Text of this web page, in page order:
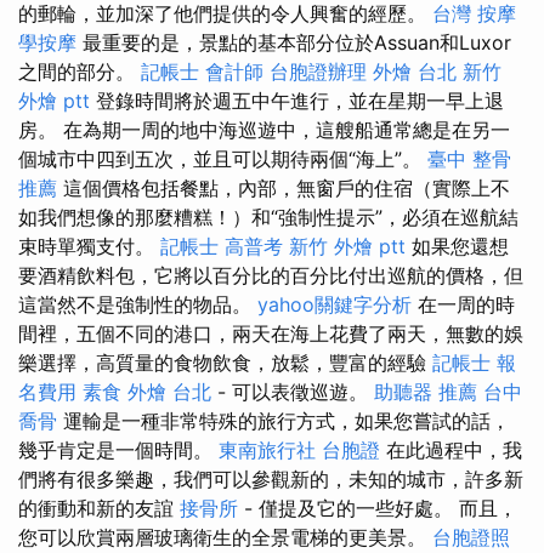
的郵輪，並加深了他們提供的令人興奮的經歷。 台灣 按摩
學按摩 最重要的是，景點的基本部分位於Assuan和Luxor
之間的部分。 記帳士 會計師 台胞證辦理 外燴 台北 新竹
外燴 ptt 登錄時間將於週五中午進行，並在星期一早上退
房。 在為期一周的地中海巡遊中，這艘船通常總是在另一
個城市中四到五次，並且可以期待兩個“海上”。 臺中 整骨
推薦 這個價格包括餐點，內部，無窗戶的住宿（實際上不
如我們想像的那麼糟糕！）和“強制性提示”，必須在巡航結
束時單獨支付。 記帳士 高普考 新竹 外燴 ptt 如果您還想
要酒精飲料包，它將以百分比的百分比付出巡航的價格，但
這當然不是強制性的物品。 yahoo關鍵字分析 在一周的時
間裡，五個不同的港口，兩天在海上花費了兩天，無數的娛
樂選擇，高質量的食物飲食，放鬆，豐富的經驗 記帳士 報
名費用 素食 外燴 台北 - 可以表徵巡遊。 助聽器 推薦 台中
喬骨 運輸是一種非常特殊的旅行方式，如果您嘗試的話，
幾乎肯定是一個時間。 東南旅行社 台胞證 在此過程中，我
們將有很多樂趣，我們可以參觀新的，未知的城市，許多新
的衝動和新的友誼 接骨所 - 僅提及它的一些好處。 而且，
您可以欣賞兩層玻璃衛生的全景電梯的更美景。 台胞證照